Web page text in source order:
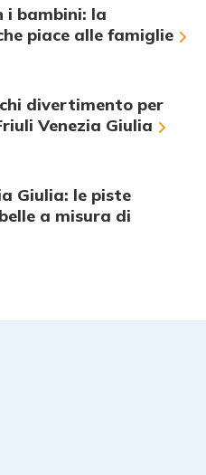
i bambini: la
piace alle famiglie
divertimento per
Venezia Giulia
Giulia: le piste
a misura di